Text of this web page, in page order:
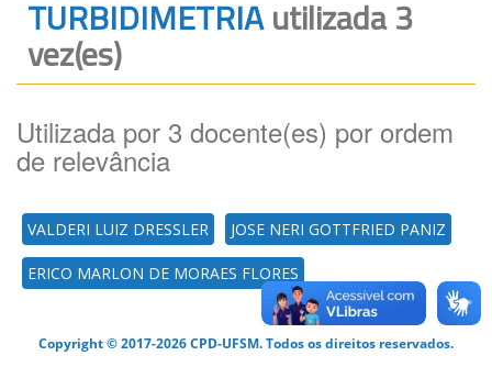
Canais
TURBIDIMETRIAutilizada 3
vez(es)
Utilizada por 3 docente(es) por ordem
de relevância
VALDERI LUIZ DRESSLER JOSE NERI GOTTFRIED PANIZ
ERICO MARLON DE MORAES FLORES
Copyright © 2017-2026 CPD-UFSM. Todos os direitos reservados.